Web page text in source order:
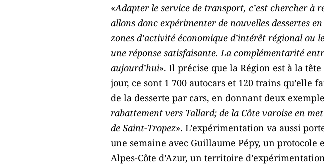
«Adapter le service de transport, c’est chercher à
allons donc expérimenter de nouvelles dessertes
zones d’activité économique d’intérêt régional ou
une réponse satisfaisante. La complémentarité
aujourd’hui». Il précise que la Région est à la
jour, ce sont 1 700 autocars et 120 trains
de la desserte par cars, en donnant deux
rabattement vers Tallard; de la Côte varoise en
de Saint-Tropez». L’expérimentation va aussi
une semaine avec Guillaume Pépy, un protocole
Alpes-Côte d’Azur, un territoire